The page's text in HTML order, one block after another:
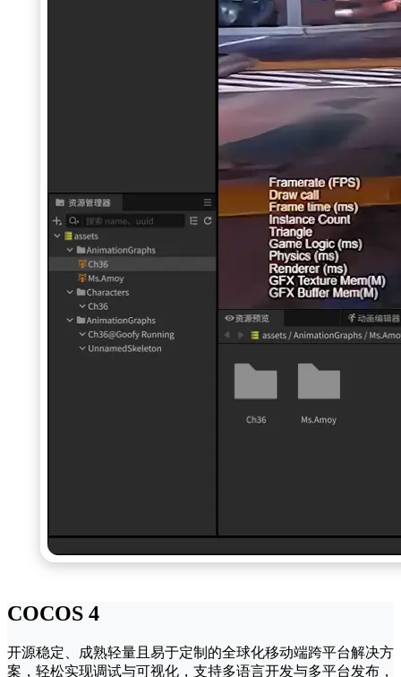
COCOS 4
开源稳定、成熟轻量且易于定制的全球化移动端跨平台解决方
案，轻松实现调试与可视化，支持多语言开发与多平台发布，